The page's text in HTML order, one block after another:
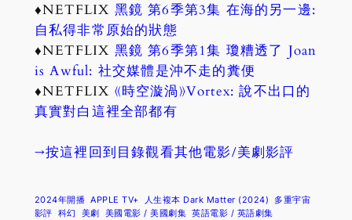
♦NETFLIX 黑鏡 第6季第3集 在海的另一邊:
自私得非常原始的狀態
♦NETFLIX 黑鏡 第6季第1集 瓊糟透了 Joan
is Awful: 社交媒體是沖不走的糞便
♦NETFLIX 《時空漩渦》Vortex: 說不出口的
真實對白這裡全部都有
→按這裡回到目錄觀看其他電影/美劇影評
2024年開播 APPLE TV+ 人生複本 Dark Matter (2024)
多重宇宙
影評 科幻 美劇 美國電影 / 美國劇集 英語電影 / 英語劇集